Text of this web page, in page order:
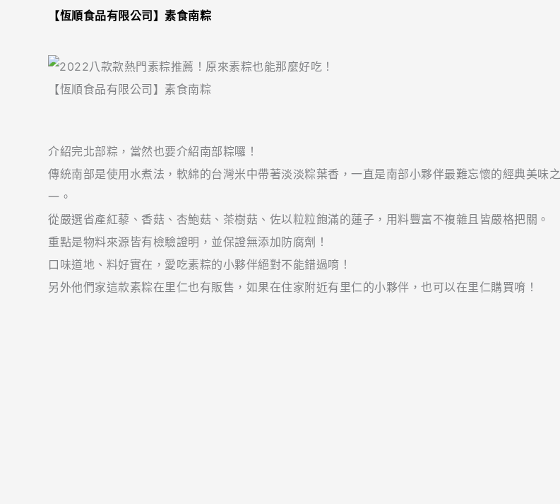
【恆順食品有限公司】 素食南粽
【恆順食品有限公司】素食南粽
介紹完北部粽，當然也要介紹南部粽囉！
傳統南部是使用水煮法，軟綿的台灣米中帶著淡淡粽葉香，一直是南部小夥伴最難忘懷的經典美味之
一。
從嚴選省產紅藜、香菇、杏鮑菇、茶樹菇、佐以粒粒飽滿的蓮子，用料豐富不複雜且皆嚴格把關。
重點是物料來源皆有檢驗證明，並保證無添加防腐劑！
口味道地、料好實在，愛吃素粽的小夥伴絕對不能錯過唷！
另外他們家這款素粽在里仁也有販售，如果在住家附近有里仁的小夥伴，也可以在里仁購買唷！